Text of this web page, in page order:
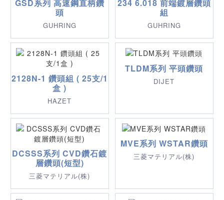
GSD系列 高速鋼直柄鑽
頭
GUHRING
234 6.018 前端鍍層鑽頭
組
GUHRING
2128N-1 鑽頭組 ( 25支/1
盒 )
HAZET
TLDM系列 平頭鑽頭
DIJET
DCSSS系列 CVD鑽石鍍
層鑽頭(短型)
三菱マテリアル(株)
MVE系列 WSTAR鑽頭
三菱マテリアル(株)